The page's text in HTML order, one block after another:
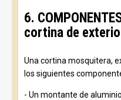
6.
cortina de
Una cortina mosquitera,
los siguientes
- Un montante de